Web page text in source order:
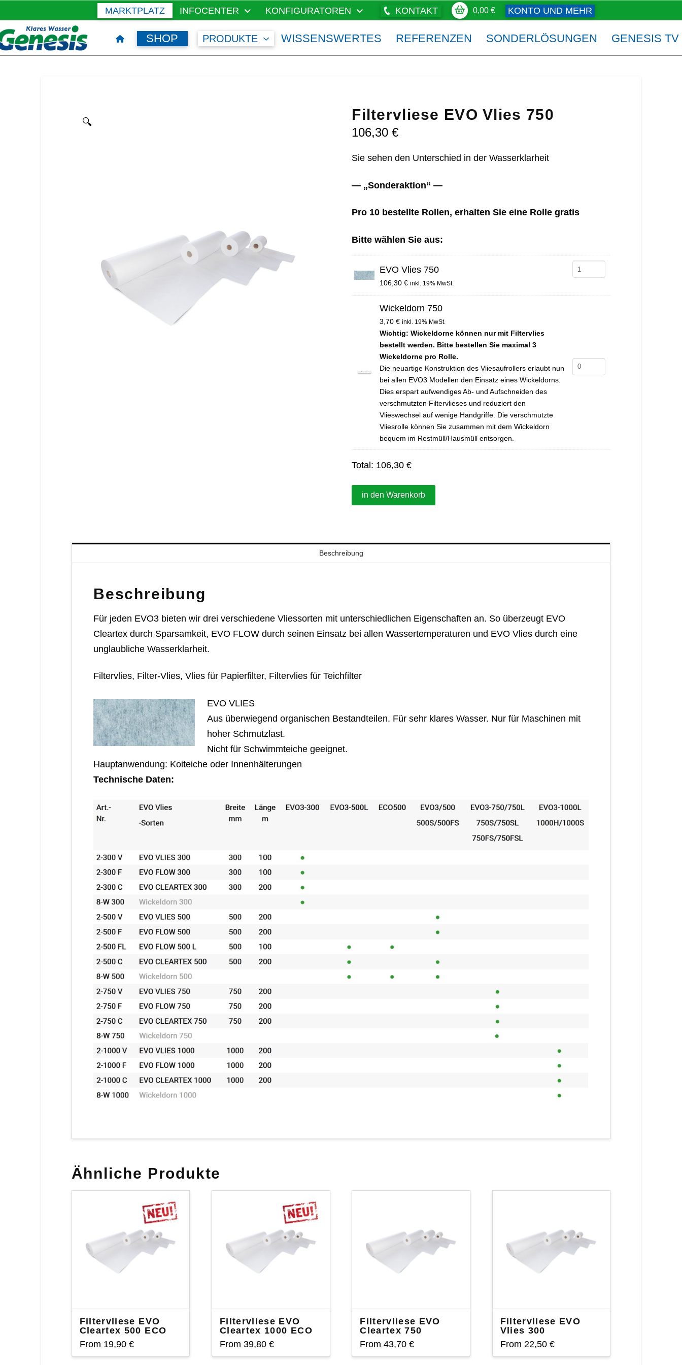
MARKTPLATZ INFOCENTER KONFIGURATOREN KONTAKT 0,00€ KONTO UND MEHR
SHOP PRODUKTE WISSENSWERTES REFERENZEN SONDERLÖSUNGEN GENESIS TV
🔍 Filtervliese EVO Vlies 750
106,30€
Sie sehen den Unterschied in der Wasserklarheit
— „Sonderaktion“ —
Pro 10 bestellte Rollen, erhalten Sie eine Rolle gratis
Bitte wählen Sie aus:
EVO Vlies 750
106,30€ inkl. 19% MwSt.
EVO
750
Wickeldorn 750
3,70€ inkl. 19% MwSt.
Wichtig: Wickeldorne können nur mit Filtervlies
bestellt werden. Bitte bestellen Sie maximal 3
Wickeldorne pro Rolle.
Die neuartige Konstruktion des Vliesaufrollers erlaubt nun
bei allen EVO3 Modellen den Einsatz eines Wickeldorns.
Dies erspart aufwendiges Ab- und Aufschneiden des
verschmutzten Filtervlieses und reduziert den
Vlieswechsel auf wenige Handgriffe. Die verschmutzte
Vliesrolle können Sie zusammen mit dem Wickeldorn
bequem im Restmüll/Hausmüll entsorgen.
Wickeldorn
Total: 106,30€
in den Warenkorb
Beschreibung
Beschreibung
Für jeden EVO3 bieten wir drei verschiedene Vliessorten mit unterschiedlichen Eigenschaften an. So überzeugt EVO
Cleartex durch Sparsamkeit, EVO FLOW durch seinen Einsatz bei allen Wassertemperaturen und EVO Vlies durch eine
unglaubliche Wasserklarheit.
Filtervlies, Filter-Vlies, Vlies für Papierfilter, Filtervlies für Teichfilter
EVO VLIES
Aus überwiegend organischen Bestandteilen. Für sehr klares Wasser. Nur für Maschinen mit
hoher Schmutzlast.
Nicht für Schwimmteiche geeignet.
Hauptanwendung: Koiteiche oder Innenhälterungen
Technische Daten:
Ähnliche Produkte
Filtervliese EVO
Cleartex 500 ECO
From 19,90 €
Filtervliese EVO
Cleartex 1000 ECO
From 39,80 €
Filtervliese EVO
Cleartex 750
From43,70€
Filtervliese EVO
Vlies 300
From 22,50 €